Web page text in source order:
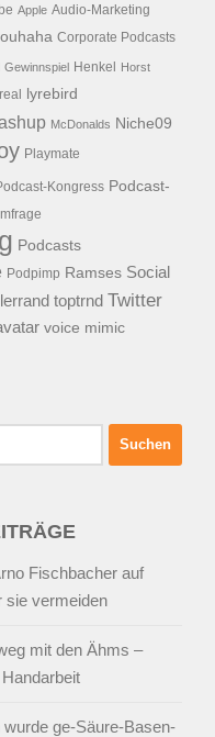
Apple Audio-Marketing
Corporate Podcasts
Gewinnspiel Henkel Horst
lyrebird
McDonalds Niche09
Playmate
Kongress Podcast-
Podcasts
Podpimp Ramses Social
toptrnd Twitter
voice mimic
Fischbacher auf
sie vermeiden
mit den Ähms –
ge-Säure-Basen-